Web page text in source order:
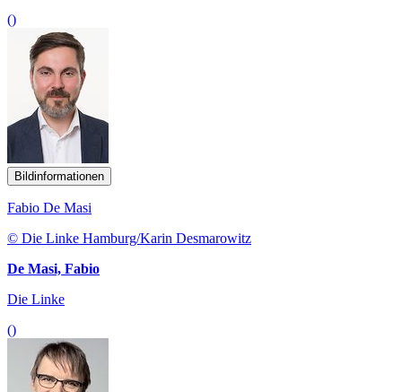
()
Bildinformationen
Fabio De Masi
© Die Linke Hamburg/Karin Desmarowitz
De Masi, Fabio
Die Linke
()